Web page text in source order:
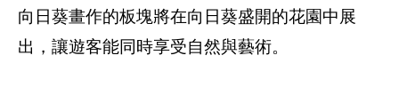
向日葵畫作的板塊將在向日葵盛開的花園中展
出，讓遊客能同時享受自然與藝術。